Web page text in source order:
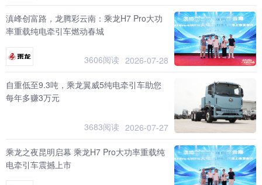
滇峰创富路，龙腾彩云南：乘龙H7 Pro大功
率重载纯电牵引车燃动春城
3606阅读 2026-07-28
自重低至9.3吨，乘龙翼威5纯电牵引车助您
每年多赚3万元
3683阅读 2026-07-27
乘龙之夜昆明启幕 乘龙H7 Pro大功率重载纯
电牵引车震撼上市